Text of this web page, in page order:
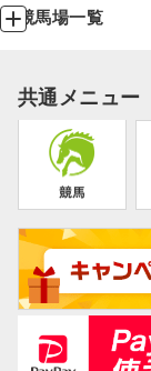
競馬場一覧
共通メニュー